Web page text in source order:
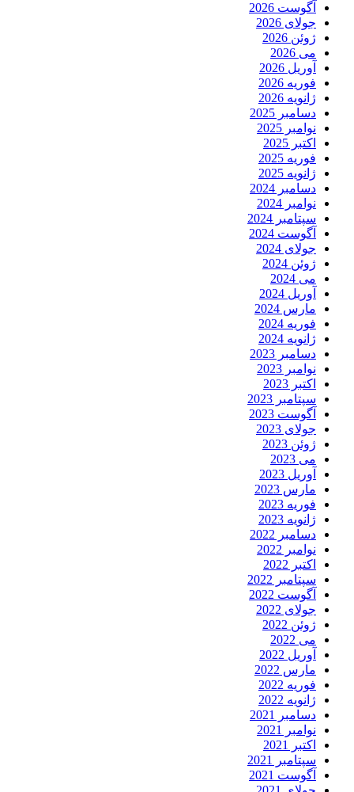
آگوست 2026
جولای 2026
ژوئن 2026
می 2026
آوریل 2026
فوریه 2026
ژانویه 2026
دسامبر 2025
نوامبر 2025
اکتبر 2025
فوریه 2025
ژانویه 2025
دسامبر 2024
نوامبر 2024
سپتامبر 2024
آگوست 2024
جولای 2024
ژوئن 2024
می 2024
آوریل 2024
مارس 2024
فوریه 2024
ژانویه 2024
دسامبر 2023
نوامبر 2023
اکتبر 2023
سپتامبر 2023
آگوست 2023
جولای 2023
ژوئن 2023
می 2023
آوریل 2023
مارس 2023
فوریه 2023
ژانویه 2023
دسامبر 2022
نوامبر 2022
اکتبر 2022
سپتامبر 2022
آگوست 2022
جولای 2022
ژوئن 2022
می 2022
آوریل 2022
مارس 2022
فوریه 2022
ژانویه 2022
دسامبر 2021
نوامبر 2021
اکتبر 2021
سپتامبر 2021
آگوست 2021